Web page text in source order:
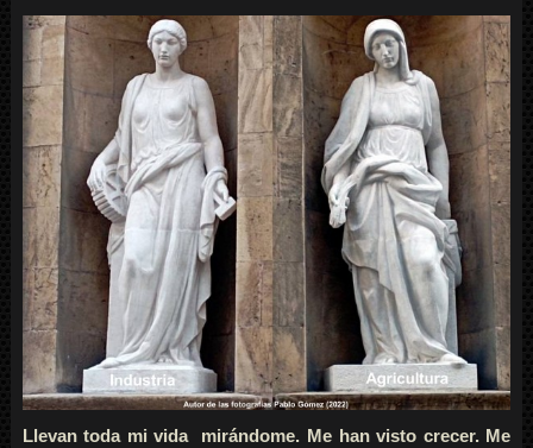
Llevan toda mi vida mirándome. Me han visto crecer. Me